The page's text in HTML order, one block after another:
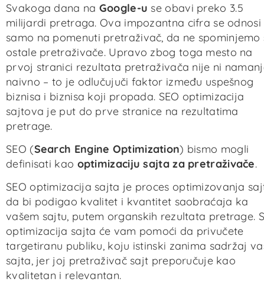
Svakoga dana na Google-u se obavi preko 3.5
milijardi pretraga. Ova impozantna cifra se odnosi
samo na pomenuti pretraživač, da ne spominjemo
ostale pretraživače. Upravo zbog toga mesto na
prvoj stranici rezultata pretraživača nije ni
naivno – to je odlučujuči faktor između uspešnog
biznisa i biznisa koji propada. SEO optimizacija
sajtova je put do prve stranice na rezultatima
pretrage.
SEO (Search Engine Optimization) bismo mogli
definisati kao optimizaciju sajta za pretraživače.
SEO optimizacija sajta je proces optimizovanja
da bi podigao kvalitet i kvantitet saobraćaja ka
vašem sajtu, putem organskih rezultata pretrage.
optimizacija sajta će vam pomoći da privučete
targetiranu publiku, koju istinski zanima sadržaj
sajta, jer joj pretraživač sajt preporučuje kao
kvalitetan i relevantan.